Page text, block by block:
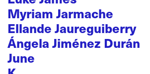
Myriam Jarmache
Ellande Jaureguiberry
Ángela Jiménez Durán
June